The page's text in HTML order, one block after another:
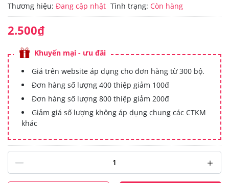
Thương hiệu: Đang cập nhật Tình trạng: Còn hàng
2.500₫
Khuyến mại - ưu đãi
Giá trên website áp dụng cho đơn hàng từ 300 bộ.
Đơn hàng số lượng 400 thiệp giảm 100đ
Đơn hàng số lượng 800 thiệp giảm 200đ
Giảm giá số lượng không áp dụng chung các CTKM
khác